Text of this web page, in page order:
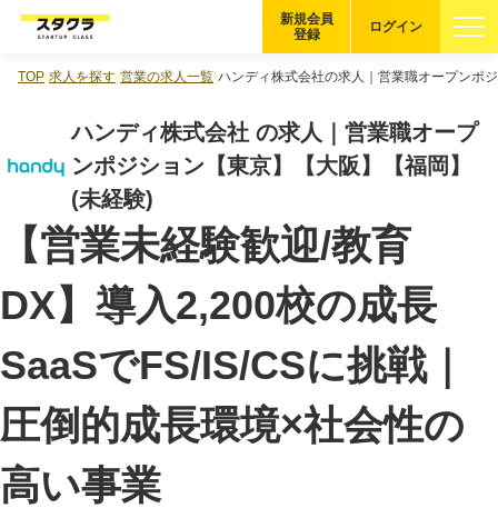
企業を探す
適性診断
スタクラが選ばれる理由
スタートアップ厳選の仕組み
紹介する企業について
登録者の転職・副業実績
Startup Magazine
ログイン
新規会員
登録
TOP 求人を探す 営業の求人一覧 ハンディ株式会社の求人｜営業職オープンポ
ハンディ株式会社 の求人｜営業職オープ
ンポジション【東京】【大阪】【福岡】
(未経験)
【営業未経験歓迎/教育
DX】導入2,200校の成長
SaaSでFS/IS/CSに挑戦｜
圧倒的成長環境×社会性の
高い事業